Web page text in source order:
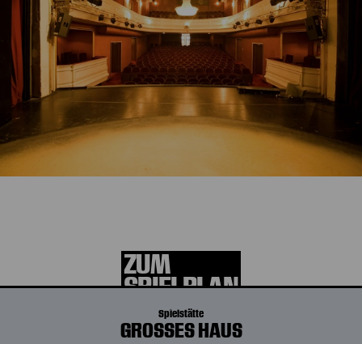
ZUM
SPIELPLAN
Spielstätte
GROSSES HAUS